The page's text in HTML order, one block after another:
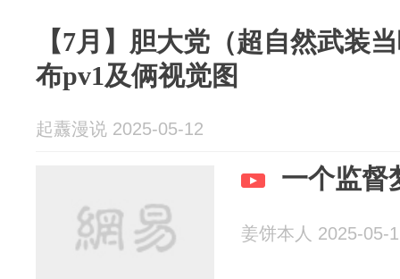
【7月】胆大党（超自然武装
布pv1及俩视觉图
起纛漫说 2025-05-12
一个监督
姜饼本人 2025-05-